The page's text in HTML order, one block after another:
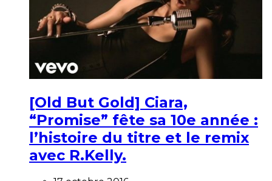
[Old But Gold] Ciara,
“Promise” fête sa 10e année :
l’histoire du titre et le remix
avec R.Kelly.